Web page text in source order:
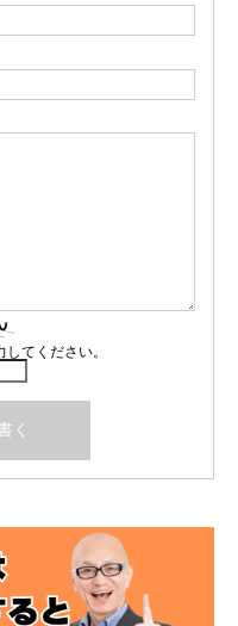
してください。